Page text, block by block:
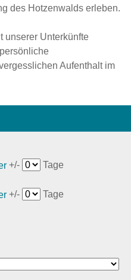
des Hotzenwalds erleben.
unserer Unterkünfte
Aufenthalt im
+/-
Tage
+/-
Tage